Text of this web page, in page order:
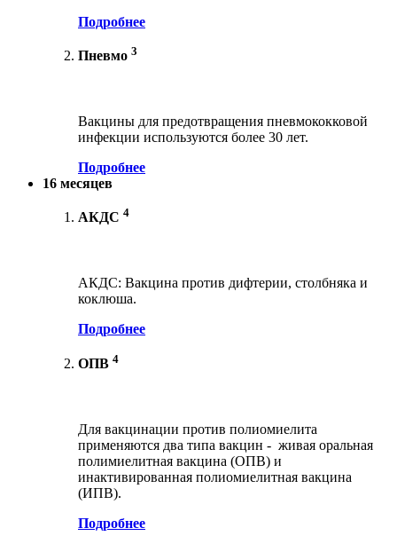
Подробнее
Пневмо 3
Вакцины для предотвращения пневмококковой
инфекции используются более 30 лет.
Подробнее
16 месяцев
АКДС 4
АКДС: Вакцина против дифтерии, столбняка и
коклюша.
Подробнее
ОПВ 4
Для вакцинации против полиомиелита
применяются два типа вакцин - живая оральная
полимиелитная вакцина (ОПВ) и
инактивированная полиомиелитная вакцина
(ИПВ).
Подробнее